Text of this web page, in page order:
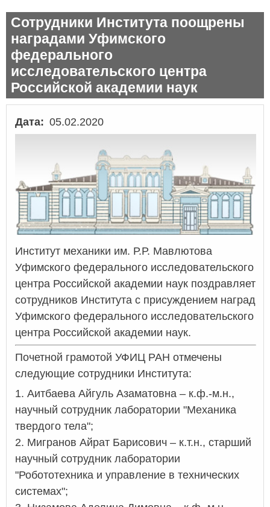
Сотрудники Института поощрены
наградами Уфимского
федерального
исследовательского центра
Российской академии наук
Дата 05.02.2020
Институт механики им. Р.Р. Мавлютова
Уфимского федерального исследовательского
центра Российской академии наук поздравляет
сотрудников Института с присуждением наград
Уфимского федерального исследовательского
центра Российской академии наук.
Почетной грамотой УФИЦ РАН отмечены
следующие сотрудники Института:
1. Аитбаева Айгуль Азаматовна – к.ф.-м.н.,
научный сотрудник лаборатории "Механика
твердого тела";
2. Мигранов Айрат Барисович – к.т.н., старший
научный сотрудник лаборатории
"Робототехника и управление в технических
системах";